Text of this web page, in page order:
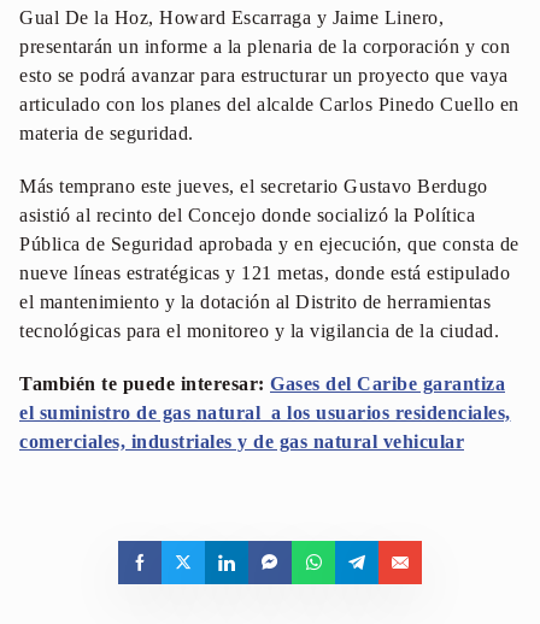
Gual De la Hoz, Howard Escarraga y Jaime Linero,
presentarán un informe a la plenaria de la corporación y con
esto se podrá avanzar para estructurar un proyecto que vaya
articulado con los planes del alcalde Carlos Pinedo Cuello en
materia de seguridad.
Más temprano este jueves, el secretario Gustavo Berdugo
asistió al recinto del Concejo donde socializó la Política
Pública de Seguridad aprobada y en ejecución, que consta de
nueve líneas estratégicas y 121 metas, donde está estipulado
el mantenimiento y la dotación al Distrito de herramientas
tecnológicas para el monitoreo y la vigilancia de la ciudad.
También te puede interesar: Gases del Caribe garantiza
el suministro de gas natural a los usuarios residenciales,
comerciales, industriales y de gas natural vehicular